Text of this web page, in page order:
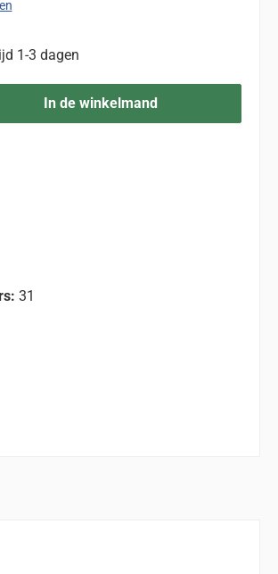
1-3 dagen
hoeveelheid in of gebruik de knoppen om de
In de winkelmand
31